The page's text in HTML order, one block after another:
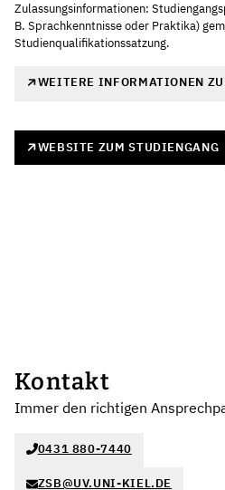
Zulassungsinformationen:
B. Sprachkenntnisse oder Praktika)
Studienqualifikationssatzung.
WEITERE INFORMATIONEN
WEBSITE ZUM STUDIENGANG
Kontakt
Immer den richtigen
0431 880-7440
ZSB@UV.UNI-KIEL.DE